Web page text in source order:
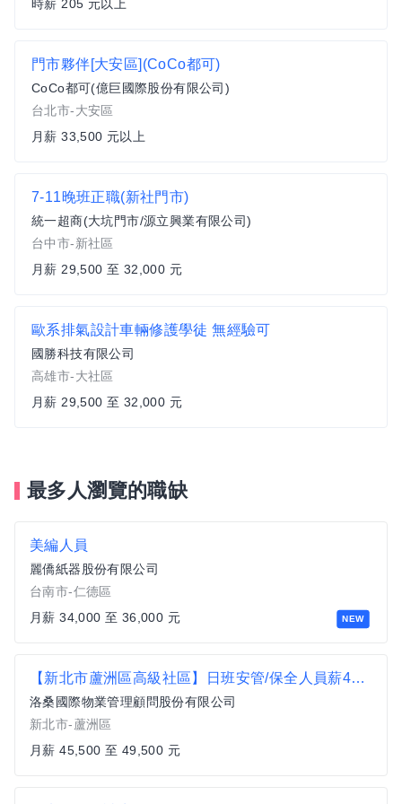
時薪 205 元以上
門市夥伴[大安區](CoCo都可)
CoCo都可(億巨國際股份有限公司)
台北市-大安區
月薪 33,500 元以上
7-11晚班正職(新社門市)
統一超商(大坑門市/源立興業有限公司)
台中市-新社區
月薪 29,500 至 32,000 元
歐系排氣設計車輛修護學徒 無經驗可
國勝科技有限公司
高雄市-大社區
月薪 29,500 至 32,000 元
最多人瀏覽的職缺
NEW
美編人員
麗僑紙器股份有限公司
台南市-仁德區
月薪 34,000 至 36,000 元
【新北市蘆洲區高級社區】日班安管/保全人員薪45,500-49,500
洛桑國際物業管理顧問股份有限公司
新北市-蘆洲區
月薪 45,500 至 49,500 元